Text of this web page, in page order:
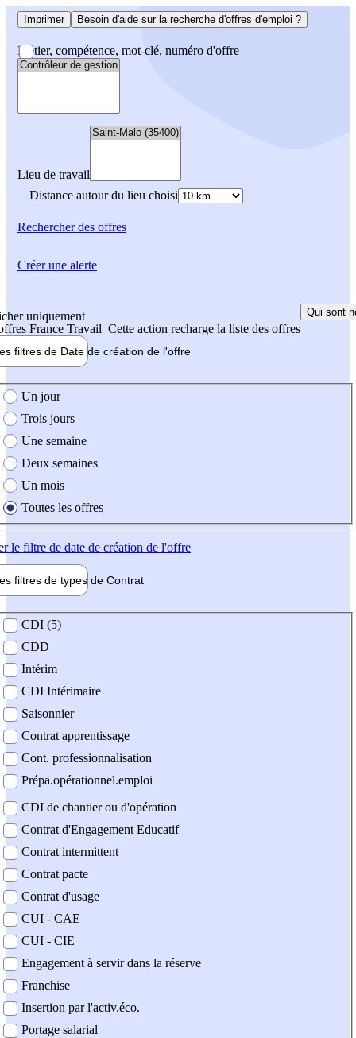
Imprimer Besoin d'aide sur la recherche d'offres d'emploi ?
Métier, compétence, mot-clé, numéro d'offre
Lieu de travail
Distance autour du lieu choisi
Rechercherdes offres
uniquement
France Travail Cette action recharge la liste des offres
Qui sont
filtres de Date de création de l'offre
création de l'offre
Un jour
Trois jours
Une semaine
Deux semaines
Un mois
Toutes les offres
le filtre de date de création de l'offre
filtres de types de Contrat
contrat
CDI (5)
CDD
Intérim
CDI Intérimaire
Saisonnier
Contrat apprentissage
Cont. professionnalisation
Prépa.opérationnel.emploi
CDI de chantier ou d'opération
Contrat d'Engagement Educatif
Contrat intermittent
Contrat pacte
Contrat d'usage
CUI - CAE
CUI - CIE
Engagement à servir dans la réserve
Franchise
Insertion par l'activ.éco.
Portage salarial
Créer une alerte